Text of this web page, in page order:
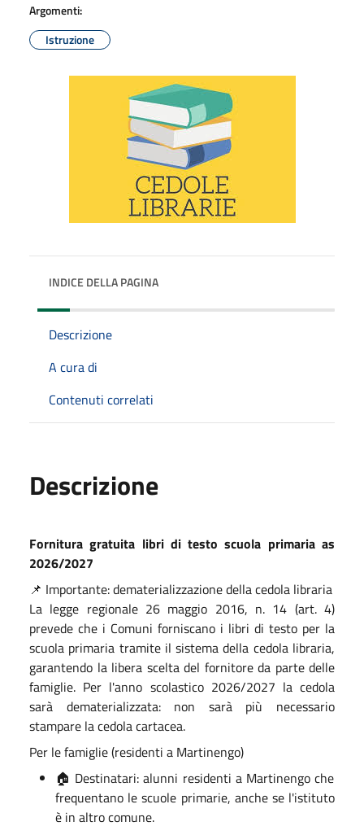
Argomenti:
Istruzione
INDICE DELLA PAGINA
Descrizione
A cura di
Contenuti correlati
Descrizione
Fornitura gratuita libri di testo scuola primaria as
2026/2027
📌 Importante: dematerializzazione della cedola libraria
La legge regionale 26 maggio 2016, n. 14 (art. 4)
prevede che i Comuni forniscano i libri di testo per la
scuola primaria tramite il sistema della cedola libraria,
garantendo la libera scelta del fornitore da parte delle
famiglie. Per l'anno scolastico 2026/2027 la cedola
sarà dematerializzata: non sarà più necessario
stampare la cedola cartacea.
Per le famiglie (residenti a Martinengo)
🏠 Destinatari: alunni residenti a Martinengo che
frequentano le scuole primarie, anche se l'istituto
è in altro comune.